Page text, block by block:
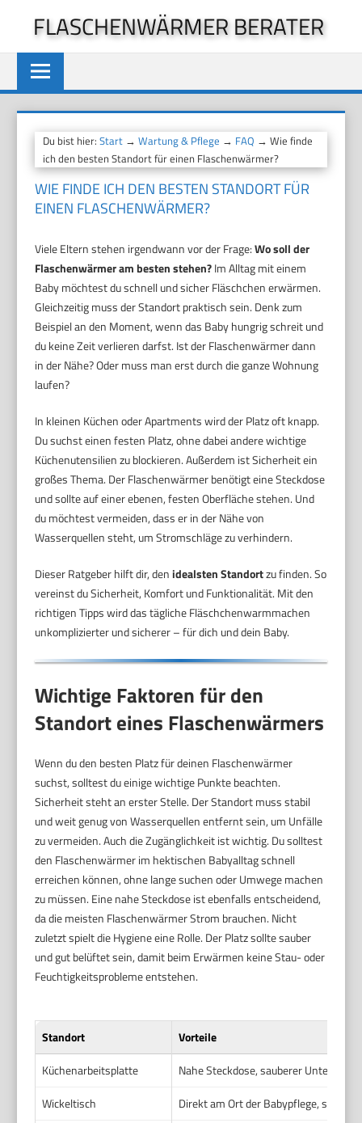
springen
FLASCHENWÄRMER BERATER
Du bist hier:Start →Wartung & Pflege → FAQ → Wie finde
ich den besten Standort für einen Flaschenwärmer?
WIE FINDE ICH DEN BESTEN STANDORT FÜR
EINEN FLASCHENWÄRMER?
Viele Eltern stehen irgendwann vor der Frage:Wo soll der
Flaschenwärmer am besten stehen?Im Alltag mit einem
Baby möchtest du schnell und sicher Fläschchen erwärmen.
Gleichzeitig muss der Standort praktisch sein. Denk zum
Beispiel an den Moment, wenn das Baby hungrig schreit und
du keine Zeit verlieren darfst. Ist der Flaschenwärmer dann
in der Nähe? Oder muss man erst durch die ganze Wohnung
laufen?
In kleinen Küchen oder Apartments wird der Platz oft knapp.
Du suchst einen festen Platz, ohne dabei andere wichtige
Küchenutensilien zu blockieren. Außerdem ist Sicherheit ein
großes Thema. Der Flaschenwärmer benötigt eine Steckdose
und sollte auf einer ebenen, festen Oberfläche stehen. Und
du möchtest vermeiden, dass er in der Nähe von
Wasserquellen steht, um Stromschläge zu verhindern.
Dieser Ratgeber hilft dir, denidealsten Standortzu finden. So
vereinst du Sicherheit, Komfort und Funktionalität. Mit den
richtigen Tipps wird das tägliche Fläschchenwarmmachen
unkomplizierter und sicherer – für dich und dein Baby.
Wichtige Faktoren für den
Standort eines Flaschenwärmers
Wenn du den besten Platz für deinen Flaschenwärmer
suchst, solltest du einige wichtige Punkte beachten.
Sicherheit steht an erster Stelle. Der Standort muss stabil
und weit genug von Wasserquellen entfernt sein, um Unfälle
zu vermeiden. Auch die Zugänglichkeit ist wichtig. Du solltest
den Flaschenwärmer im hektischen Babyalltag schnell
erreichen können, ohne lange suchen oder Umwege machen
zu müssen. Eine nahe Steckdose ist ebenfalls entscheidend,
da die meisten Flaschenwärmer Strom brauchen. Nicht
zuletzt spielt die Hygiene eine Rolle. Der Platz sollte sauber
und gut belüftet sein, damit beim Erwärmen keine Stau- oder
Feuchtigkeitsprobleme entstehen.
Standort
Vorteile
Küchenarbeitsplatte
Nahe Steckdose, sauberer
Wickeltisch
Direkt am Ort der Babypflege, schnell